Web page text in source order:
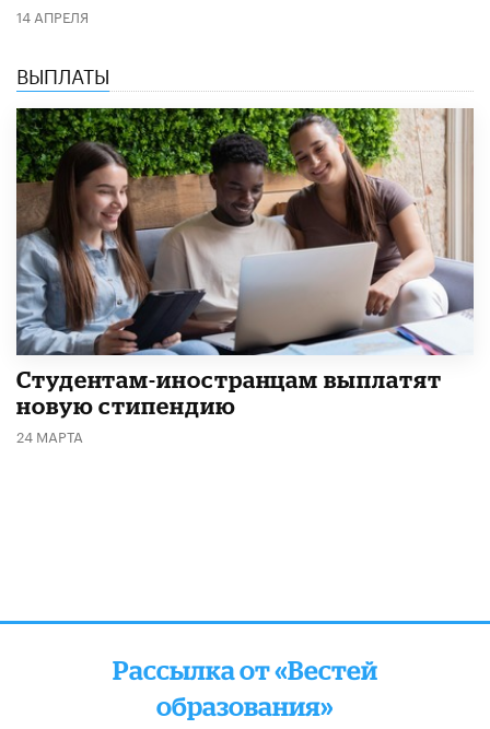
14 АПРЕЛЯ
ВЫПЛАТЫ
Студентам-иностранцам выплатят
новую стипендию
24 МАРТА
Рассылка от «Вестей
образования»